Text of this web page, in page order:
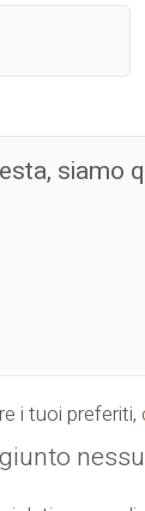
i tuoi preferiti,